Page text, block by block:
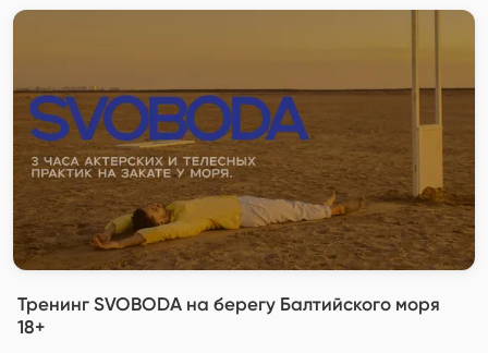
Тренинг SVOBODA на берегу Балтийского моря
18+